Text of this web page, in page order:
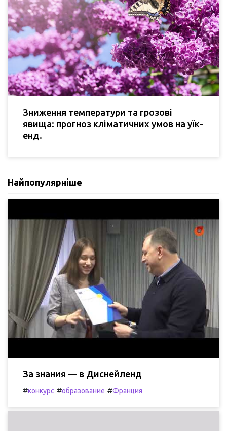
Зниження температури та грозові
явища: прогноз кліматичних умов на уїк-
енд.
Найпопулярніше
За знания — в Диснейленд
#конкурс #образование #Франция